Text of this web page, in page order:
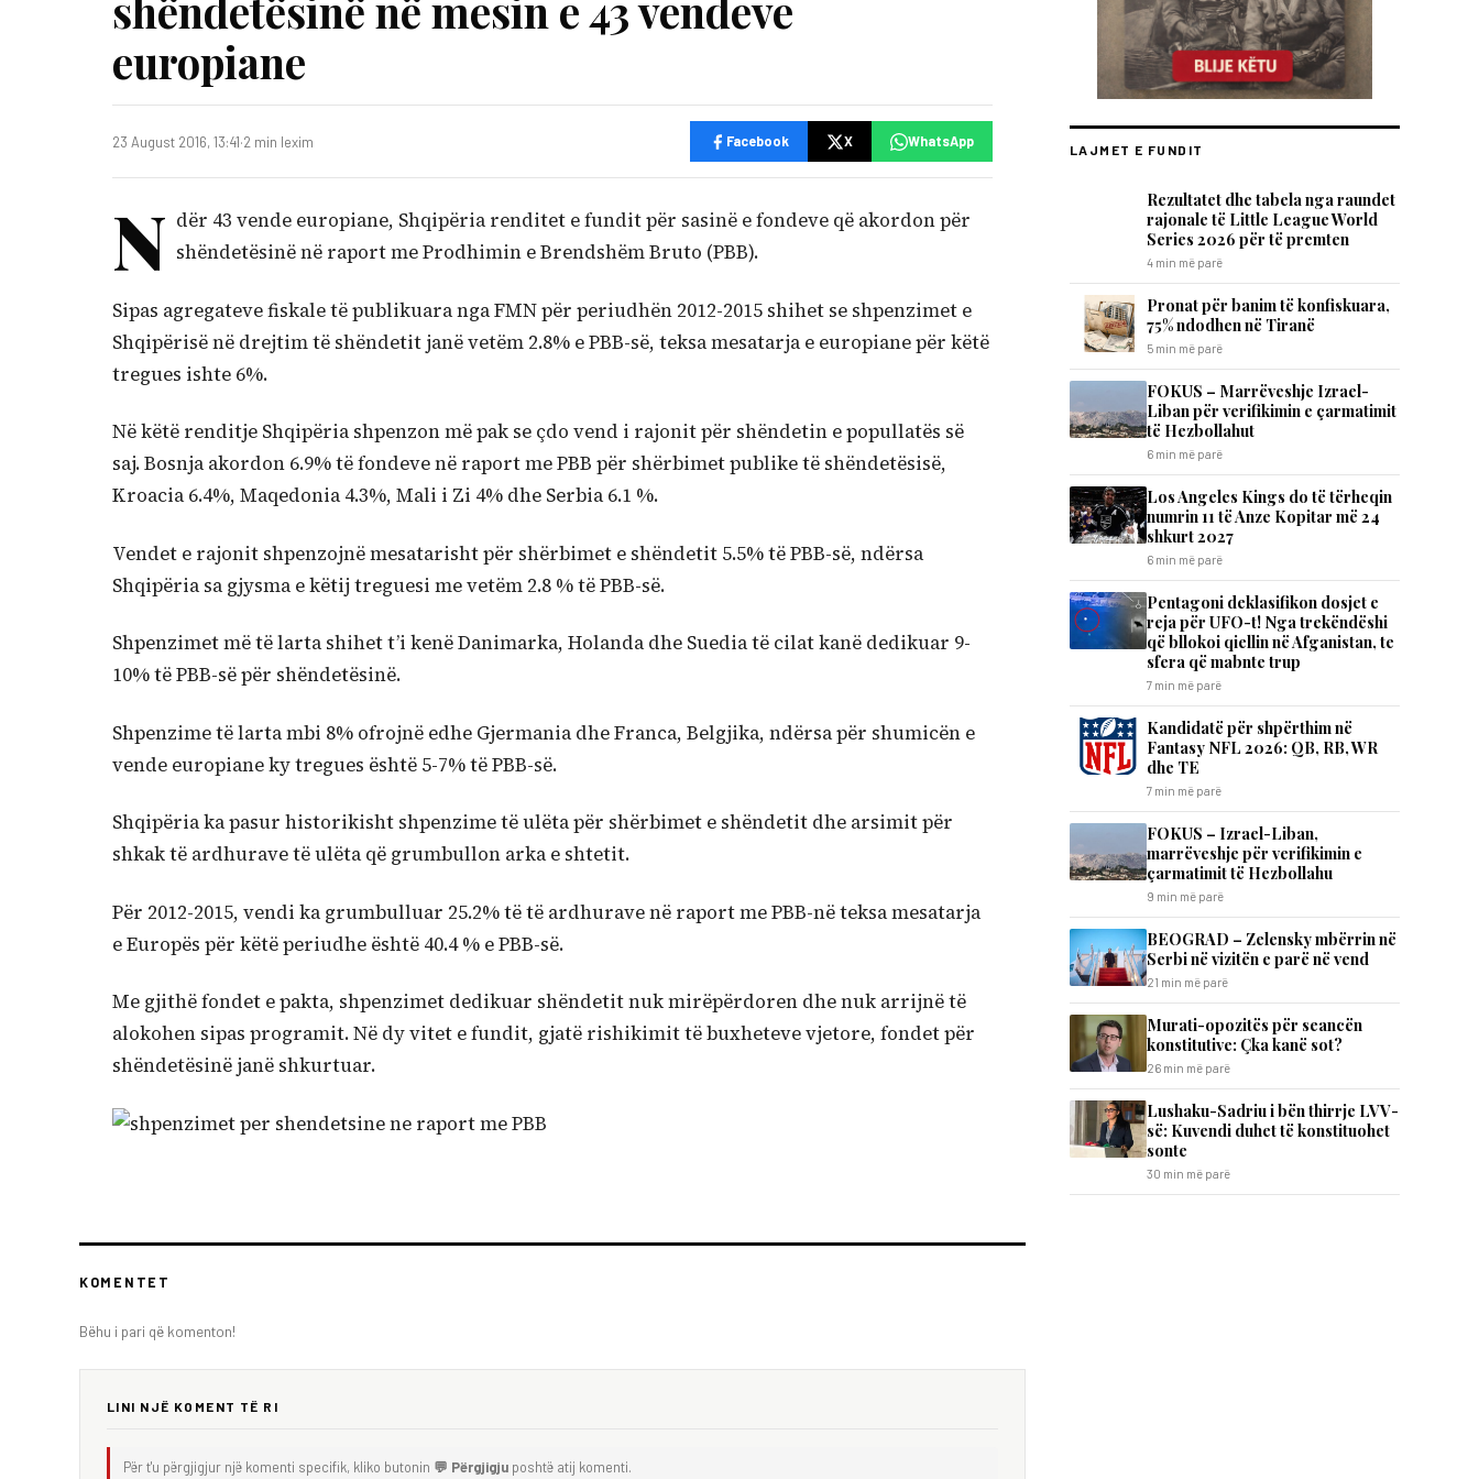
europiane
23 August 2016, 13:41·2 min lexim Facebook X WhatsApp
N dër 43 vende europiane, Shqipëria renditet e fundit për sasinë e fondeve që akordon për
shëndetësinë në raport me Prodhimin e Brendshëm Bruto (PBB).
Sipas agregateve fiskale të publikuara nga FMN për periudhën 2012-2015 shihet se shpenzimet e
Shqipërisë në drejtim të shëndetit janë vetëm 2.8% e PBB-së, teksa mesatarja e europiane për këtë
tregues ishte 6%.
Në këtë renditje Shqipëria shpenzon më pak se çdo vend i rajonit për shëndetin e popullatës së
saj. Bosnja akordon 6.9% të fondeve në raport me PBB për shërbimet publike të shëndetësisë,
Kroacia 6.4%, Maqedonia 4.3%, Mali i Zi 4% dhe Serbia 6.1 %.
Vendet e rajonit shpenzojnë mesatarisht për shërbimet e shëndetit 5.5% të PBB-së, ndërsa
Shqipëria sa gjysma e këtij treguesi me vetëm 2.8 % të PBB-së.
Shpenzimet më të larta shihet t’i kenë Danimarka, Holanda dhe Suedia të cilat kanë dedikuar 9-
10% të PBB-së për shëndetësinë.
Shpenzime të larta mbi 8% ofrojnë edhe Gjermania dhe Franca, Belgjika, ndërsa për shumicën e
vende europiane ky tregues është 5-7% të PBB-së.
Shqipëria ka pasur historikisht shpenzime të ulëta për shërbimet e shëndetit dhe arsimit për
shkak të ardhurave të ulëta që grumbullon arka e shtetit.
Për 2012-2015, vendi ka grumbulluar 25.2% të të ardhurave në raport me PBB-në teksa mesatarja
e Europës për këtë periudhe është 40.4 % e PBB-së.
Me gjithë fondet e pakta, shpenzimet dedikuar shëndetit nuk mirëpërdoren dhe nuk arrijnë të
alokohen sipas programit. Në dy vitet e fundit, gjatë rishikimit të buxheteve vjetore, fondet për
shëndetësinë janë shkurtuar.
KOMENTET
Bëhu i pari që komenton!
LINI NJË KOMENT TË RI
Për t'u përgjigjur një komenti specifik, kliko butonin 💬 Përgjigju poshtë atij komenti.
LAJMET E FUNDIT
Rezultatet dhe tabela nga raundet
rajonale të Little League World
Series 2026 për të premten
4 min më parë
Pronat për banim të konfiskuara,
75% ndodhen në Tiranë
5 min më parë
FOKUS – Marrëveshje Izrael-
Liban për verifikimin e çarmatimit
të Hezbollahut
6 min më parë
Los Angeles Kings do të tërheqin
numrin 11 të Anze Kopitar më 24
shkurt 2027
6 min më parë
Pentagoni deklasifikon dosjet e
reja për UFO-t! Nga trekëndëshi
që bllokoi qiellin në Afganistan, te
sfera që mabnte trup
7 min më parë
Kandidatë për shpërthim në
Fantasy NFL 2026: QB, RB, WR
dhe TE
7 min më parë
FOKUS – Izrael-Liban,
marrëveshje për verifikimin e
çarmatimit të Hezbollahu
9 min më parë
BEOGRAD – Zelensky mbërrin në
Serbi në vizitën e parë në vend
21 min më parë
​Murati-opozitës për seancën
konstitutive: Çka kanë sot?
26 min më parë
Lushaku-Sadriu i bën thirrje LVV-
së: Kuvendi duhet të konstituohet
sonte
30 min më parë